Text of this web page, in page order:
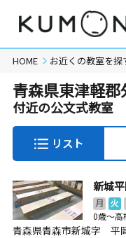
HOME お近くの教室を探
青森県東津軽
付近の公文式教室
リスト
新城
月 火
0歳～高
青森県青森市新城字 平